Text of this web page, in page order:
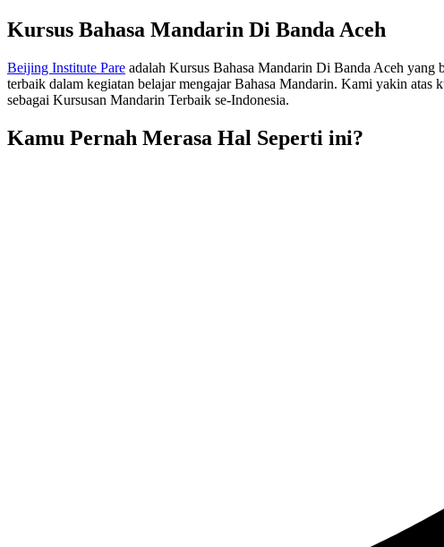
Kursus Bahasa Mandarin Di Banda Aceh
Beijing Institute Pare adalah Kursus Bahasa Mandarin Di Banda Aceh yang
terbaik dalam kegiatan belajar mengajar Bahasa Mandarin. Kami yakin
sebagai Kursusan Mandarin Terbaik se-Indonesia.
Kamu Pernah Merasa Hal Seperti ini?